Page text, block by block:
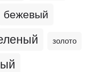
бежевый
золото